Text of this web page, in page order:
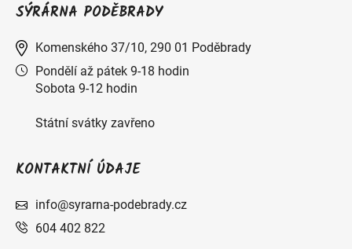
SÝRÁRNA PODĚBRADY
Komenského 37/10, 290 01 Poděbrady
Pondělí až pátek 9-18 hodin
Sobota 9-12 hodin
Státní svátky zavřeno
KONTAKTNÍ ÚDAJE
info@syrarna-podebrady.cz
604 402 822